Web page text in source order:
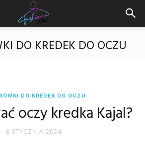
DO KREDEK DO OCZU
DO KREDEK DO OCZU
oczy kredka Kajal?
8 STYCZNIA 2024